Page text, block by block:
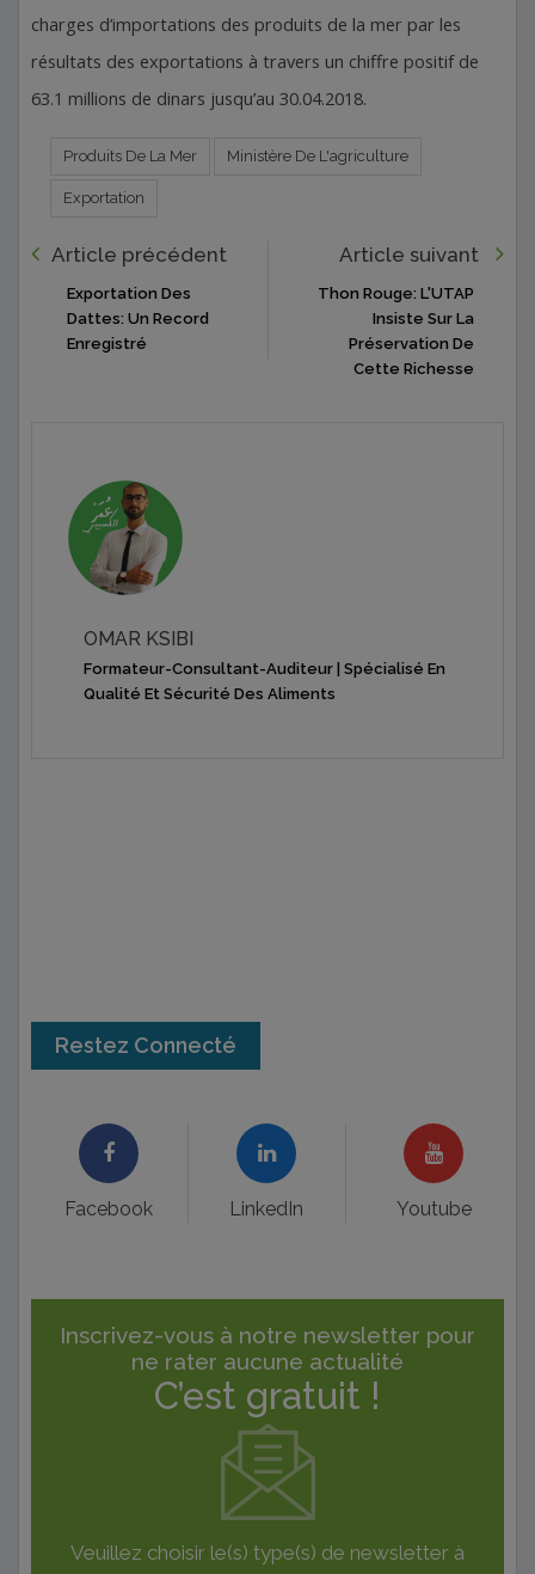
charges d’importations des produits de la mer par les
résultats des exportations à travers un chiffre positif de
63.1 millions de dinars jusqu’au 30.04.2018.
Produits De La Mer Ministère De L'agriculture
Exportation
Article précédent
Exportation Des
Dattes: Un Record
Enregistré
Article suivant
Thon Rouge: L'UTAP
Insiste Sur La
Préservation De
Cette Richesse
OMAR KSIBI
Formateur-Consultant-Auditeur | Spécialisé En
Qualité Et Sécurité Des Aliments
Restez Connecté
Facebook LinkedIn Youtube
Inscrivez-vous à notre newsletter pour
ne rater aucune actualité
C’est gratuit !
Veuillez choisir le(s) type(s) de newsletter à